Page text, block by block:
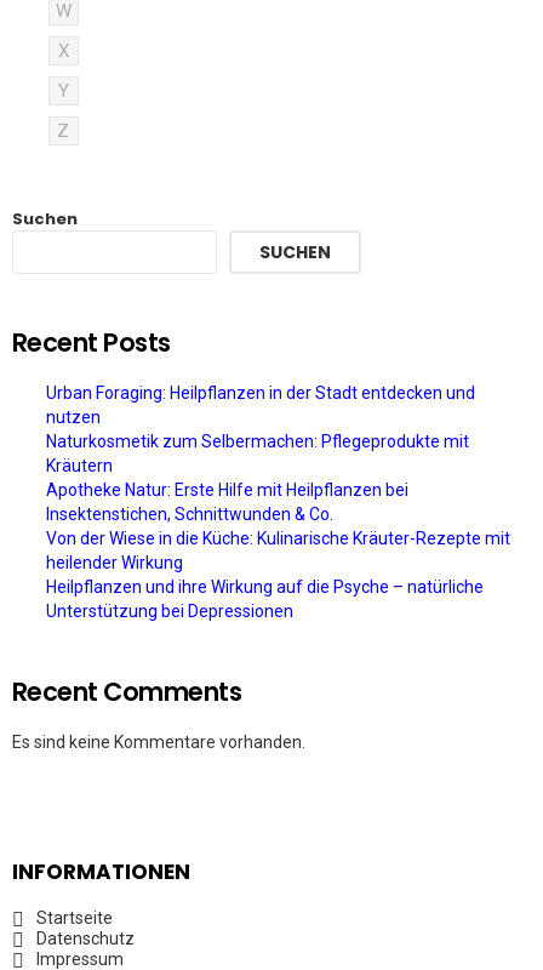
W
X
Y
Z
Suchen
SUCHEN
Recent Posts
Urban Foraging: Heilpflanzen in der Stadt entdecken und
nutzen
Naturkosmetik zum Selbermachen: Pflegeprodukte mit
Kräutern
Apotheke Natur: Erste Hilfe mit Heilpflanzen bei
Insektenstichen, Schnittwunden & Co.
Von der Wiese in die Küche: Kulinarische Kräuter-Rezepte mit
heilender Wirkung
Heilpflanzen und ihre Wirkung auf die Psyche – natürliche
Unterstützung bei Depressionen
Recent Comments
Es sind keine Kommentare vorhanden.
INFORMATIONEN
Startseite
Datenschutz
Impressum